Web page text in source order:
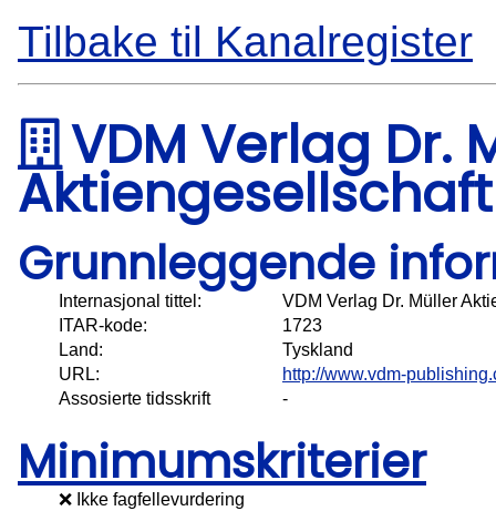
Tilbake til Kanalregister
VDM Verlag Dr.
Aktiengesellschaft
Grunnleggende
Internasjonal tittel:
VDM Verlag Dr. Müller
ITAR-kode:
1723
Land:
Tyskland
URL:
http://www.vdm-
Assosierte tidsskrift
-
Minimumskriterier
❌ Ikke fagfellevurdering